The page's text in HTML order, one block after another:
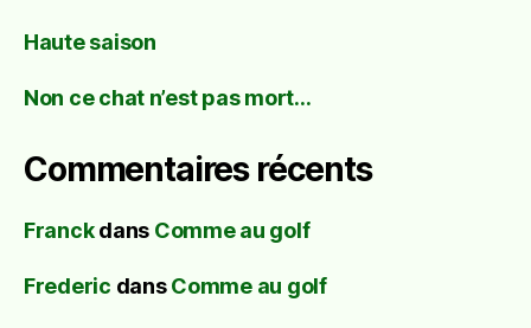
Haute saison
Non ce chat n’est pas mort…
Commentaires récents
Franckdans Comme au golf
Frederic dansComme au golf